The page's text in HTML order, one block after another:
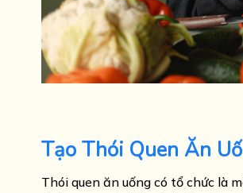
Tạo Thói Quen Ăn
Thói quen ăn uống có tổ chức là